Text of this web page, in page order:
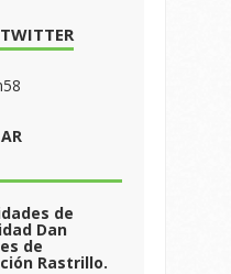
de
Dan
de
Rastrillo.